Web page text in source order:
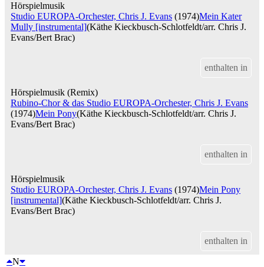
Hörspielmusik
Studio EUROPA-Orchester, Chris J. Evans (1974)Mein Kater
Mully [instrumental](Käthe Kieckbusch-Schlotfeldt/arr. Chris J.
Evans/Bert Brac)
enthalten in
Hörspielmusik (Remix)
Rubino-Chor & das Studio EUROPA-Orchester, Chris J. Evans
(1974)Mein Pony(Käthe Kieckbusch-Schlotfeldt/arr. Chris J.
Evans/Bert Brac)
enthalten in
Hörspielmusik
Studio EUROPA-Orchester, Chris J. Evans (1974)Mein Pony
[instrumental](Käthe Kieckbusch-Schlotfeldt/arr. Chris J.
Evans/Bert Brac)
enthalten in
N